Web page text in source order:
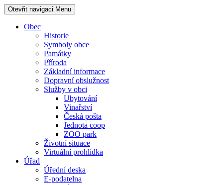
Otevřit navigaci Menu
Obec
Historie
Symboly obce
Památky
Příroda
Základní informace
Dopravní obslužnost
Služby v obci
Ubytování
Vinařství
Česká pošta
Jednota coop
ZOO park
Životní situace
Virtuální prohlídka
Úřad
Úřední deska
E-podatelna